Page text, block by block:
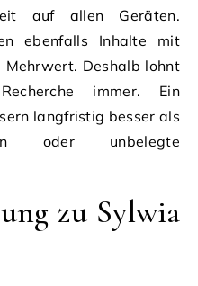
auf allen Geräten.
ebenfalls Inhalte mit
Deshalb lohnt
immer. Ein
langfristig besser als
oder unbelegte
zu Sylwia